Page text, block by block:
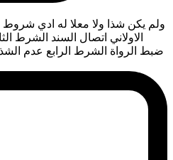
ولم يكن شذا ولا معلا له ادي
الاولاني اتصال السند الشرط
ضبط الرواة الشرط الرابع عدم